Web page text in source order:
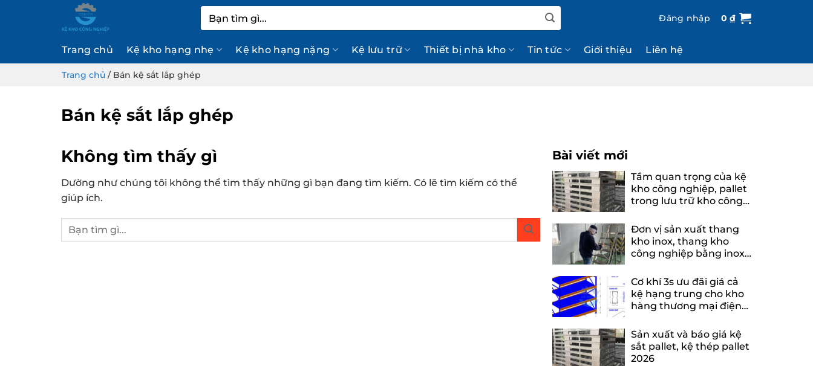
kiếm:
Đăng nhập 0₫
Trang chủ Kệ kho hạng nhẹ Kệ kho hạng nặng Kệ lưu trữ Thiết bị nhà kho Tin tức Giới thiệu Liên hệ
Trang chủ / Bán kệ sắt lắp ghép
Bán kệ sắt lắp ghép
Không tìm thấy gì
Dường như chúng tôi không thể tìm thấy những gì bạn đang tìm kiếm. Có lẽ tìm kiếm có thể
giúp ích.
Bài viết mới
Tầm quan trọng của kệ
kho công nghiệp, pallet
trong lưu trữ kho công
Đơn vị sản xuất thang
kho inox, thang kho
công nghiệp bằng inox
Cơ khí 3s ưu đãi giá cả
kệ hạng trung cho kho
hàng thương mại điện
Sản xuất và báo giá kệ
sắt pallet, kệ thép pallet
2026